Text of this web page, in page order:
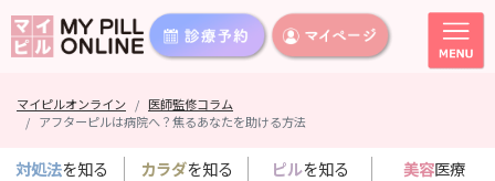
マイピルオンライン
医師監修コラム
アフターピルは病院へ？焦るあなたを助ける方法
対処法を知る カラダを知る ピルを知る 美容医療